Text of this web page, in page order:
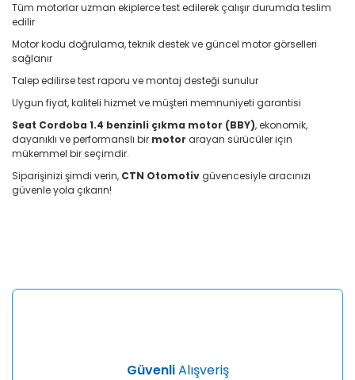
Tüm motorlar uzman ekiplerce test edilerek çalışır durumda teslim
edilir
Motor kodu doğrulama, teknik destek ve güncel motor görselleri
sağlanır
Talep edilirse test raporu ve montaj desteği sunulur
Uygun fiyat, kaliteli hizmet ve müşteri memnuniyeti garantisi
Seat Cordoba 1.4 benzinli çıkma motor (BBY), ekonomik,
dayanıklı ve performanslı bir motor arayan sürücüler için
mükemmel bir seçimdir.
Siparişinizi şimdi verin, CTN Otomotivgüvencesiyle aracınızı
güvenle yola çıkarın!
Yorum Yaz
Ürün fiyatı diğer sitelerden daha pahalı.
GüvenliAlışveriş